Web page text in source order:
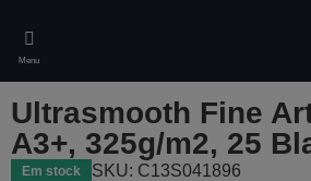
main
content
Menu
Ultrasmooth Fine
A3+, 325g/m2, 25
Em stock SKU: C13S041896